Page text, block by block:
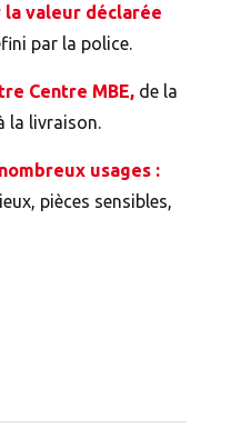
valeur déclarée
par la police.
Centre MBE, de la
la livraison.
usages :
pièces sensibles,